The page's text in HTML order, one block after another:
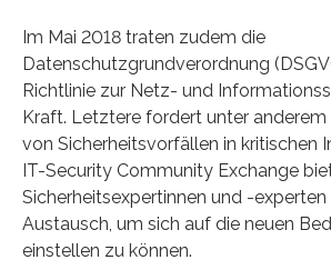
Im Mai 2018 traten zudem die
Datenschutzgrundverordnung
Richtlinie zur Netz- und
Kraft. Letztere fordert unter
von Sicherheitsvorfällen in kritischen
IT-Security Community Exchange
Sicherheitsexpertinnen und -
Austausch, um sich auf die neuen
einstellen zu können.